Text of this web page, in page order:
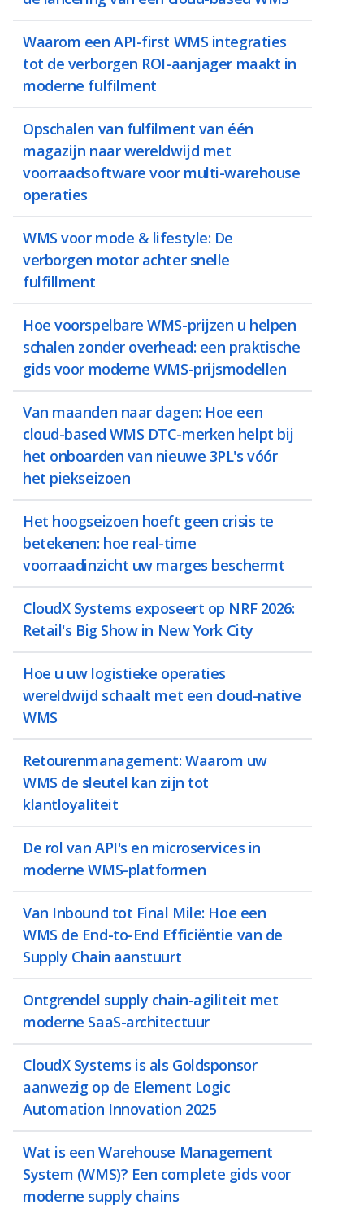
Waarom een API-first WMS integraties
tot de verborgen ROI-aanjager maakt in
moderne fulfilment
Opschalen van fulfilment van één
magazijn naar wereldwijd met
voorraadsoftware voor multi-warehouse
operaties
WMS voor mode & lifestyle: De
verborgen motor achter snelle
fulfillment
Hoe voorspelbare WMS-prijzen u helpen
schalen zonder overhead: een praktische
gids voor moderne WMS-prijsmodellen
Van maanden naar dagen: Hoe een
cloud-based WMS DTC-merken helpt bij
het onboarden van nieuwe 3PL's vóór
het piekseizoen
Het hoogseizoen hoeft geen crisis te
betekenen: hoe real-time
voorraadinzicht uw marges beschermt
CloudX Systems exposeert op NRF 2026:
Retail's Big Show in New York City
Hoe u uw logistieke operaties
wereldwijd schaalt met een cloud-native
WMS
Retourenmanagement: Waarom uw
WMS de sleutel kan zijn tot
klantloyaliteit
De rol van API's en microservices in
moderne WMS-platformen
Van Inbound tot Final Mile: Hoe een
WMS de End-to-End Efficiëntie van de
Supply Chain aanstuurt
Ontgrendel supply chain-agiliteit met
moderne SaaS-architectuur
CloudX Systems is als Goldsponsor
aanwezig op de Element Logic
Automation Innovation 2025
Wat is een Warehouse Management
System (WMS)? Een complete gids voor
moderne supply chains